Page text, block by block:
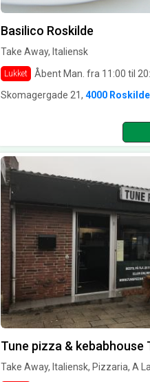
Basilico Roskilde
Take Away, Italiensk
Lukket
Åbent Man. fra 11:00 til
Skomagergade 21, 4000 Roskilde
Tune pizza & kebabhouse
Take Away, Italiensk, Pizzaria, A